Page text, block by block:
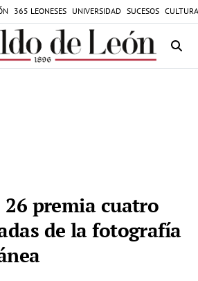
365 LEONESES UNIVERSIDAD SUCESOS
premia cuatro
de la fotografía